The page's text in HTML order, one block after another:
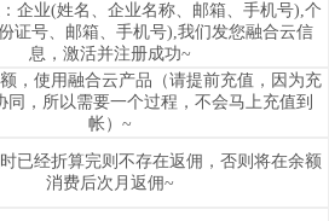
企业(姓名、企业名称、邮箱、手机号),个
证号、邮箱、手机号),我们发您融合云信
息，激活并注册成功~
，使用融合云产品（请提前充值，因为充
同，所以需要一个过程，不会马上充值到
帐）~
已经折算完则不存在返佣，否则将在余额
消费后次月返佣~